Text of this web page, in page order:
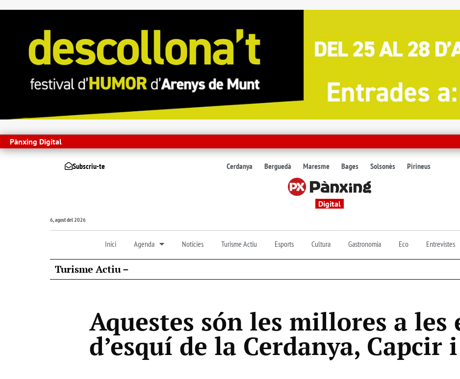
Pànxing Digital
Subscriu-te Cerdanya Berguedà Maresme Bages Solsonès Pirineus
Digital
6, agost del 2026
Inici Agenda Noticies Turisme Actiu Esports Cultura Gastronomia Eco Entrevistes
Turisme Actiu –
Aquestes són les millores a les
d’esquí de la Cerdanya, Capcir